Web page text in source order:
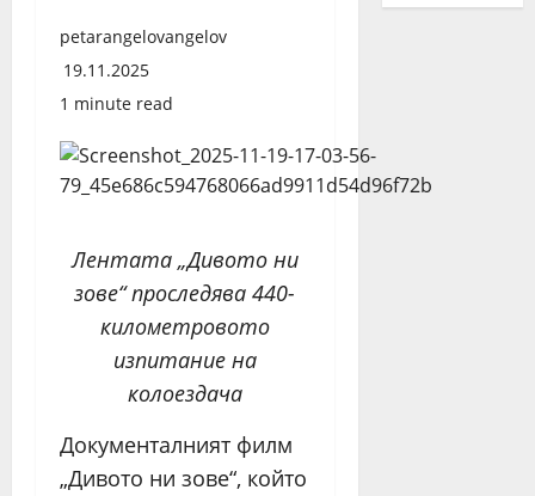
petarangelovangelov
19.11.2025
1 minute read
Лентата „Дивото ни
зове“ проследява 440-
километровото
изпитание на
колоездача
Документалният филм
„Дивото ни зове“, който